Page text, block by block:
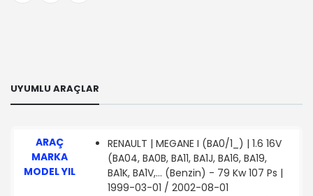
UYUMLU ARAÇLAR
ARAÇ
MARKA
MODEL YIL
RENAULT | MEGANE I (BA0/1_) | 1.6 16V
(BA04, BA0B, BA11, BA1J, BA16, BA19,
BA1K, BA1V,... (Benzin) - 79 Kw 107 Ps |
1999-03-01 / 2002-08-01